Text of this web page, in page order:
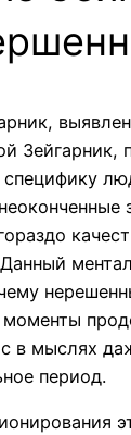
Зейгарник,
моменты
в мыслях
период.